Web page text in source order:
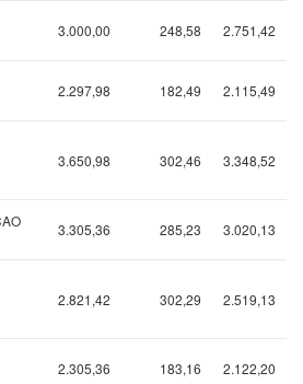
3.000,00 248,58 2.751,42
2.297,98 182,49 2.115,49
3.650,98 302,46 3.348,52
3.305,36 285,23 3.020,13
2.821,42 302,29 2.519,13
2.305,36 183,16 2.122,20